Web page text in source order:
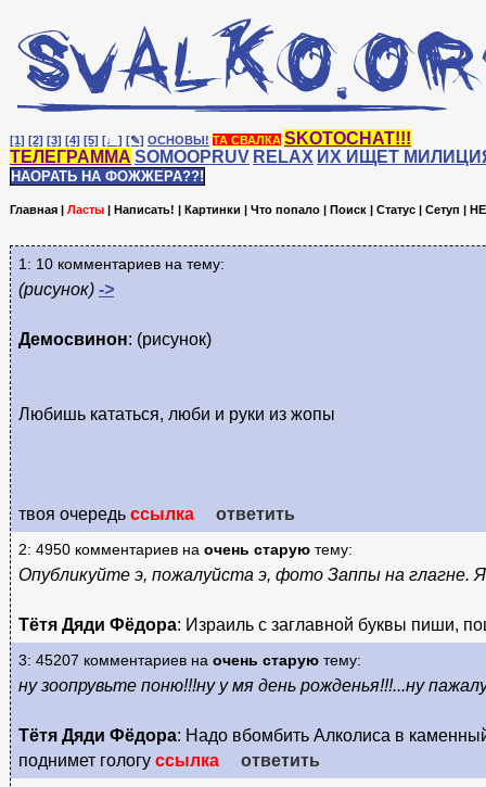
[1] [2] [3] [4] [5] [♩] [✎] ОСНОВЫ! ТА СВАЛКА SKOTOCHAT!!!
ТЕЛЕГРАММА SOMOOPRUV RELAX ИХ ИЩЕТ
НАОРАТЬ НА ФОЖЖЕРА??!
Главная | Ласты | Написать! | Картинки | Что попало | Поиск | Статус | Сетуп |
1: 10 комментариев на тему:
(рисунок) ->
Демосвинон: (рисунок)
Любишь кататься, люби и руки из жопы
твоя очередь ссылка ответить
2: 4950 комментариев на очень старую тему:
Опубликуйте э, пожалуйста э, фото Заппы на глагне.
Тётя Дяди Фёдора: Израиль с заглавной буквы пиши,
3: 45207 комментариев на очень старую тему:
ну зоопрувьте поню!!!ну у мя день рожденья!!!...ну
Тётя Дяди Фёдора: Надо вбомбить Алколиса в
поднимет гологу ссылка ответить